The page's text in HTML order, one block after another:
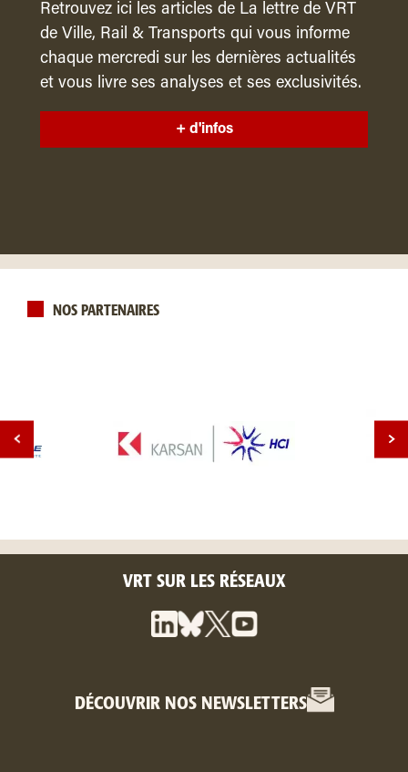
Retrouvez ici les articles de La lettre de VRT
de Ville, Rail & Transports qui vous informe
chaque mercredi sur les dernières actualités
et vous livre ses analyses et ses exclusivités.
+ d'infos
NOS PARTENAIRES
VRT SUR LES RÉSEAUX
DÉCOUVRIR NOS NEWSLETTERS